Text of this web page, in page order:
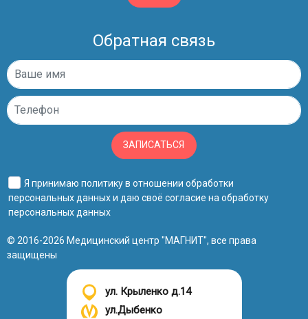
Обратная связь
ЗАПИСАТЬСЯ
Я принимаю политику в отношении обработки
персональных данныхи даю своё согласие на обработку
персональных данных
© 2016-2026 Медицинский центр "МАГНИТ", все права
защищены
ул. Крыленко д.14
ул.Дыбенко